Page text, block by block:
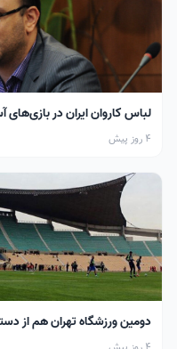
لباس کاروان ایران در
4 روز پیش
دومین ورزشگاه تهران هم از